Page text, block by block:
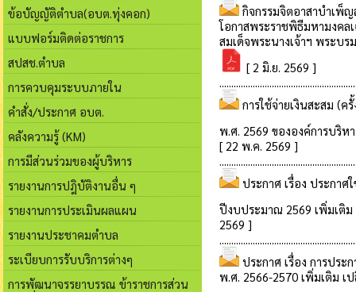
ข้อบัญญัติตำบล(อบต.ทุ่งคอก)
แบบฟอร์มติดต่อราชการ
สปสช.ตำบล
การควบคุมระบบภายใน
คำสั่ง/ประกาศ อบต.
คลังความรู้ (KM)
การมีส่วนร่วมของผู้บริหาร
รายงานการปฎิบัติงานอื่น ๆ
รายงานการประเมินผลแผน
รายงานประชาคมตำบล
ระเบียบการรับบริการต่างๆ
การพัฒนาจรรยาบรรณ ข้าราชการส่วน